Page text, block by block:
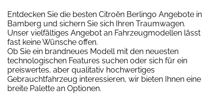
Entdecken Sie die besten Citroën Berlingo Angebote in
Bamberg und sichern Sie sich Ihren Traumwagen.
Unser vielfältiges Angebot an Fahrzeugmodellen lässt
fast keine Wünsche offen.
Ob Sie ein brandneues Modell mit den neuesten
technologischen Features suchen oder sich für ein
preiswertes, aber qualitativ hochwertiges
Gebrauchtfahrzeug interessieren, wir bieten Ihnen eine
breite Palette an Optionen.